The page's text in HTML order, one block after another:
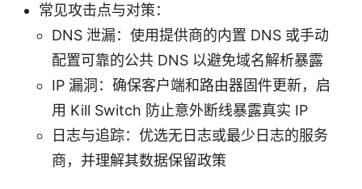
常见攻击点与对策：
DNS 泄漏：使用提供商的内置 DNS 或手动
配置可靠的公共 DNS 以避免域名解析暴露
IP 漏洞：确保客户端和路由器固件更新，启
用 Kill Switch 防止意外断线暴露真实 IP
日志与追踪：优选无日志或最少日志的服务
商，并理解其数据保留政策